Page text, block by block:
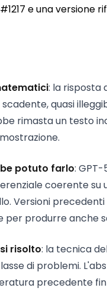
e una
: la risposta
quasi
rimasta un testo
potuto farlo:
coerente
Versioni
per produrre anche
risolto: la tecnica
di problemi.
precedente fin